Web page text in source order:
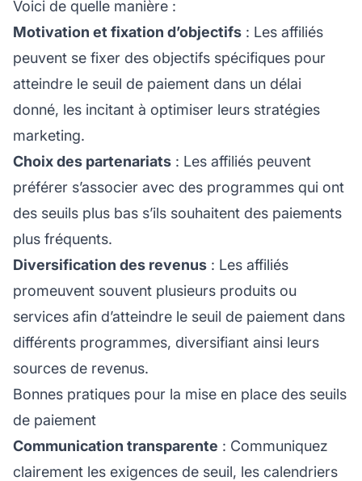
Voici de quelle manière :
Motivation et fixation d’objectifs : Les affiliés
peuvent se fixer des objectifs spécifiques pour
atteindre le seuil de paiement dans un délai
donné, les incitant à optimiser leurs stratégies
marketing.
Choix des partenariats : Les affiliés peuvent
préférer s’associer avec des programmes qui ont
des seuils plus bas s’ils souhaitent des paiements
plus fréquents.
Diversification des revenus : Les affiliés
promeuvent souvent plusieurs produits ou
services afin d’atteindre le seuil de paiement dans
différents programmes, diversifiant ainsi leurs
sources de revenus.
Bonnes pratiques pour la mise en place des seuils
de paiement
Communication transparente : Communiquez
clairement les exigences de seuil, les calendriers